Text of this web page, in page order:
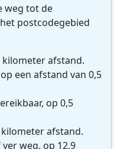
weg tot de
postcodegebied
afstand.
een afstand van 0,5
op 0,5
kilometer afstand.
weg, op 12,9